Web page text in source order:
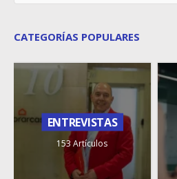
CATEGORÍAS POPULARES
ENTREVISTAS
153 Artículos